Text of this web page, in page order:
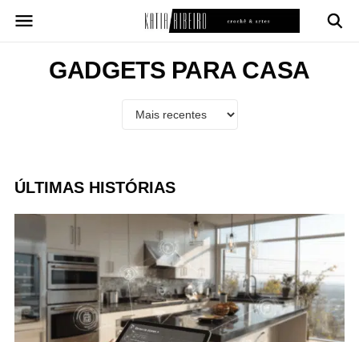
para
conteúdoGADGETS PARA CASA
ÚLTIMAS HISTÓRIAS